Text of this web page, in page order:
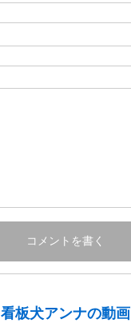
看板犬アンナの動画